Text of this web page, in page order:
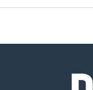
145 كم/الساعة.